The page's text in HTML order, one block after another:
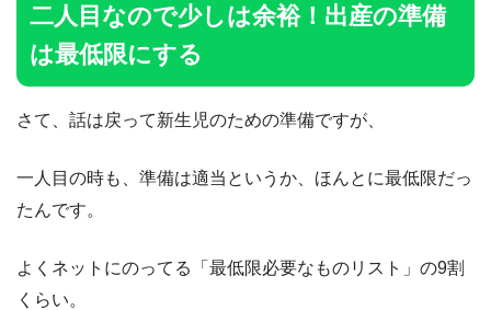
二人目なので少しは余裕！出産の準備
は最低限にする
さて、話は戻って新生児のための準備ですが、
一人目の時も、準備は適当というか、ほんとに最低限だっ
たんです。
よくネットにのってる「最低限必要なものリスト」の9割
くらい。